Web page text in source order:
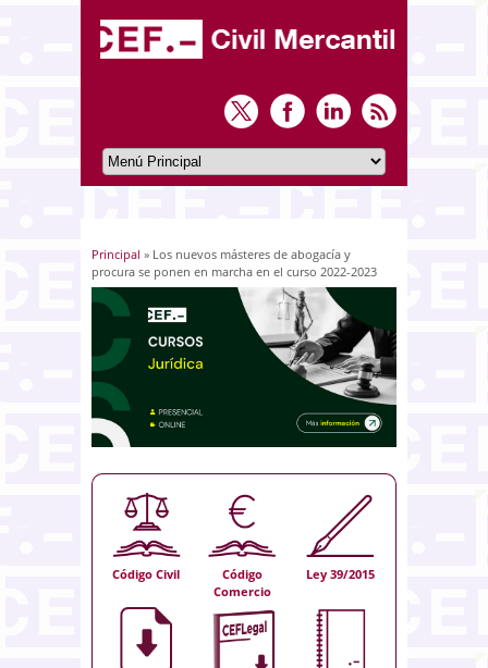
Usted está aquí
Principal » Los nuevos másteres de abogacía y
procura se ponen en marcha en el curso 2022-2023
Código Civil
Código
Comercio
Ley 39/2015